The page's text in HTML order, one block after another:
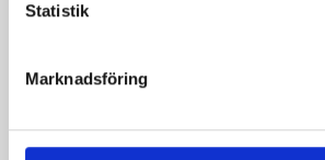
Statistik
Marknadsföring
Vispgrädden Eko